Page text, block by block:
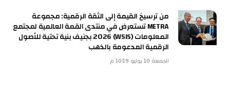
من ترسيخ القيمة إلى الثقة الرقمية: مجموعة
METRA تستعرض في منتدى القمة العالمية لمجتمع
المعلومات (WSIS) 2026 بجنيف بنية تحتية للأصول
الرقمية المدعومة بالذهب
الجمعة 10 يوليو 10:19 م